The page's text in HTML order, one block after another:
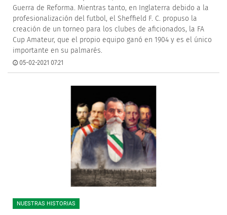
Guerra de Reforma. Mientras tanto, en Inglaterra debido a la
profesionalización del futbol, el Sheffield F. C. propuso la
creación de un torneo para los clubes de aficionados, la FA
Cup Amateur, que el propio equipo ganó en 1904 y es el único
importante en su palmarés.
05-02-2021 07:21
NUESTRAS HISTORIAS